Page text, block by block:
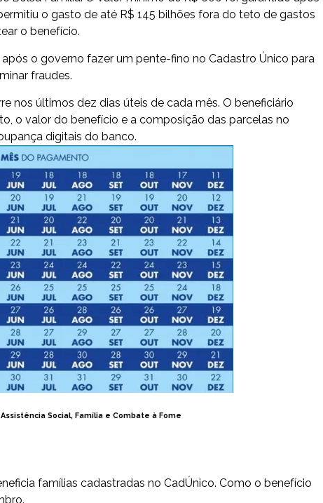
o gasto de até R$ 145 bilhões fora do teto de gastos
o benefício.
o governo fazer um pente-fino no Cadastro Único para
fraudes.
nos últimos dez dias úteis de cada mês. O beneficiário
o valor do benefício e a composição das parcelas no
digitais do banco.
Social, Família e Combate à Fome
famílias cadastradas no CadÚnico. Como o benefício